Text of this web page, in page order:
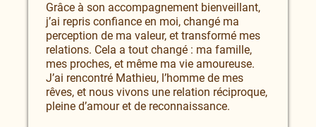
Grâce à son accompagnement bienveillant,
j’ai repris confiance en moi, changé ma
perception de ma valeur, et transformé mes
relations. Cela a tout changé : ma famille,
mes proches, et même ma vie amoureuse.
J’ai rencontré Mathieu, l’homme de mes
rêves, et nous vivons une relation réciproque,
pleine d’amour et de reconnaissance.